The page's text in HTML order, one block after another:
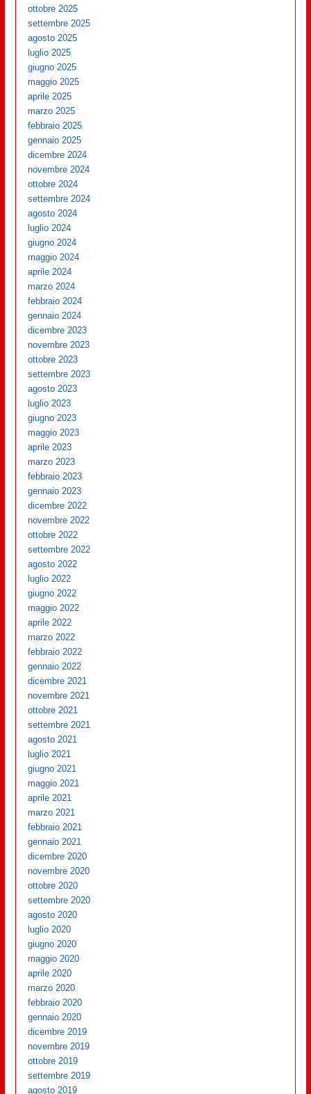
ottobre 2025
settembre 2025
agosto 2025
luglio 2025
giugno 2025
maggio 2025
aprile 2025
marzo 2025
febbraio 2025
gennaio 2025
dicembre 2024
novembre 2024
ottobre 2024
settembre 2024
agosto 2024
luglio 2024
giugno 2024
maggio 2024
aprile 2024
marzo 2024
febbraio 2024
gennaio 2024
dicembre 2023
novembre 2023
ottobre 2023
settembre 2023
agosto 2023
luglio 2023
giugno 2023
maggio 2023
aprile 2023
marzo 2023
febbraio 2023
gennaio 2023
dicembre 2022
novembre 2022
ottobre 2022
settembre 2022
agosto 2022
luglio 2022
giugno 2022
maggio 2022
aprile 2022
marzo 2022
febbraio 2022
gennaio 2022
dicembre 2021
novembre 2021
ottobre 2021
settembre 2021
agosto 2021
luglio 2021
giugno 2021
maggio 2021
aprile 2021
marzo 2021
febbraio 2021
gennaio 2021
dicembre 2020
novembre 2020
ottobre 2020
settembre 2020
agosto 2020
luglio 2020
giugno 2020
maggio 2020
aprile 2020
marzo 2020
febbraio 2020
gennaio 2020
dicembre 2019
novembre 2019
ottobre 2019
settembre 2019
agosto 2019